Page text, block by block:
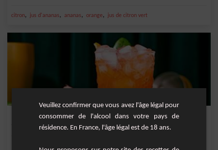
citron, jus d'ananas, ananas, orange, jus de citron vert
Punch Multivitaminé
Veuillez confirmer que vous avez l'âge légal pour
consommer de l'alcool dans votre pays de
résidence. En France, l'âge légal est de 18 ans.